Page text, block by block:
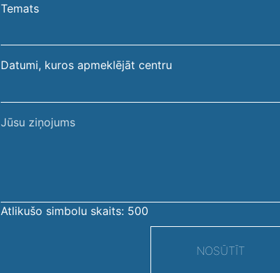
Temats
Datumi, kuros apmeklējāt centru
Jūsu
Atlikušo simbolu skaits: 500
NOSŪTĪT